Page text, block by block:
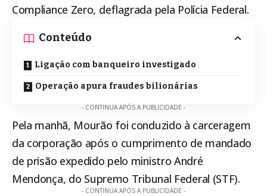
Compliance Zero, deflagrada pela Polícia Federal.
Conteúdo
Ligação com banqueiro investigado
Operação apura fraudes bilionárias
- CONTINUA APÓS A PUBLICIDADE -
Pela manhã, Mourão foi conduzido à carceragem
da corporação após o cumprimento de mandado
de prisão expedido pelo ministro André
Mendonça, do Supremo Tribunal Federal (STF).
- CONTINUA APÓS A PUBLICIDADE -